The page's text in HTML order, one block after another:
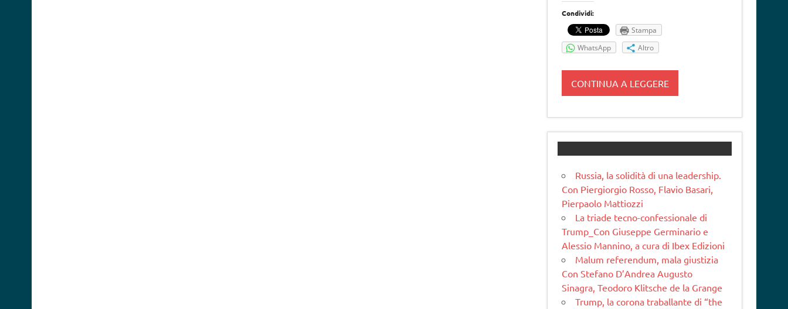
Condividi:
Stampa
WhatsApp
Altro
CONTINUA A LEGGERE
Russia, la solidità di una leadership.
Con Piergiorgio Rosso, Flavio Basari,
Pierpaolo Mattiozzi
La triade tecno-confessionale di
Trump_Con Giuseppe Germinario e
Alessio Mannino, a cura di Ibex Edizioni
Malum referendum, mala giustizia
Con Stefano D’Andrea Augusto
Sinagra, Teodoro Klitsche de la Grange
Trump, la corona traballante di “the